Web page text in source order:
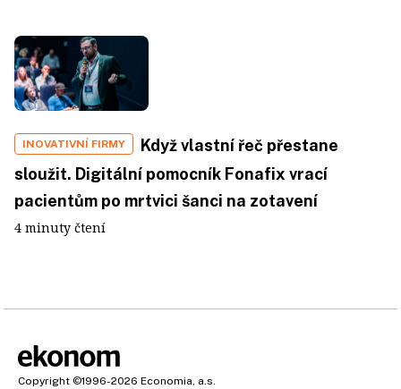
INOVATIVNÍ FIRMY
Když vlastní řeč přestane
sloužit. Digitální pomocník Fonafix vrací
pacientům po mrtvici šanci na zotavení
4 minuty čtení
Copyright ©1996-2026 Economia, a.s.